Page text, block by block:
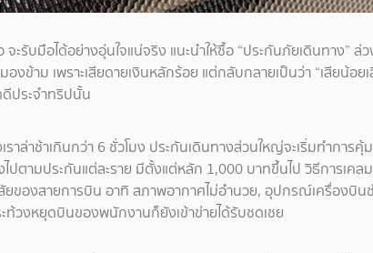
ะรับมือได้อย่างอุ่นใจแน่จริง แนะนำให้ซื้อ “ประกันภัยเดินทาง” ล่
งข้าม เพราะเสียดายเงินหลักร้อย แต่กลับกลายเป็นว่า “เสียน้อยเ
ประจำทริปนั้น
ราล่าช้าเกินกว่า 6 ชั่วโมง ประกันเดินทางส่วนใหญ่จะเริ่มทำการ
ไปตามประกันแต่ละราย มีตั้งแต่หลัก 1,000 บาทขึ้นไป วิธีการเคล
ยของสายการบิน อาทิ สภาพอากาศไม่อำนวย, อุปกรณ์เครื่องบิ
ท้วงหยุดบินของพนักงานก็ยังเข้าข่ายได้รับชดเชย